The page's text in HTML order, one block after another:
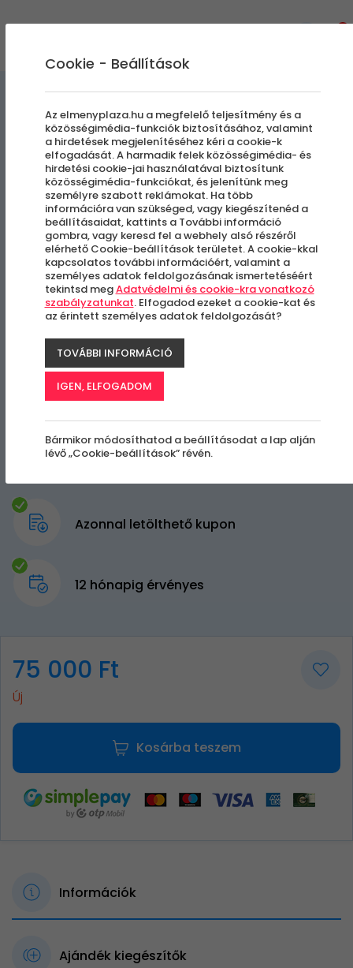
Budapesti repülés
gyrocopterrel
Több Helyszín
Azonnal letölthető kupon
12 hónapig érvényes
75 000 Ft
Új
Kosárba teszem
Információk
Ajándék kiegészítők
Cookie - Beállítások
Az elmenyplaza.hu a megfelelő teljesítmény és a
közösségimédia-funkciók biztosításához, valamint
a hirdetések megjelenítéséhez kéri a cookie-k
elfogadását. A harmadik felek közösségimédia- és
hirdetési cookie-jai használatával biztosítunk
közösségimédia-funkciókat, és jelenítünk meg
személyre szabott reklámokat. Ha több
információra van szükséged, vagy kiegészítenéd a
beállításaidat, kattints a További információ
gombra, vagy keresd fel a webhely alsó részéről
elérhető Cookie-beállítások területet. A cookie-kkal
kapcsolatos további információért, valamint a
személyes adatok feldolgozásának ismertetéséért
tekintsd megAdatvédelmi és cookie-kra vonatkozó
szabályzatunkat. Elfogadod ezeket a cookie-kat és
az érintett személyes adatok feldolgozását?
TOVÁBBI INFORMÁCIÓ
IGEN, ELFOGADOM
Bármikor módosíthatod a beállításodat a lap alján
lévő „Cookie-beállítások” révén.